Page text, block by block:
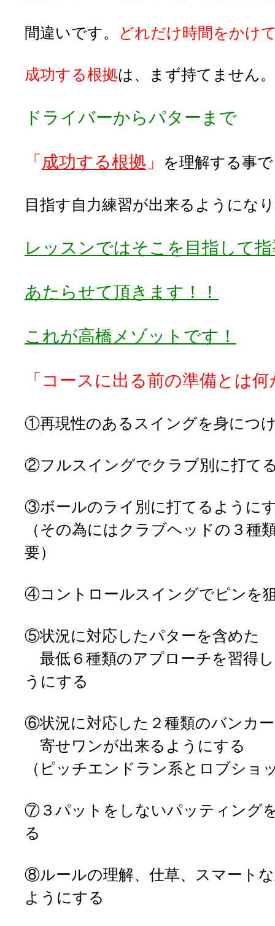
間違いです。 どれだけ時間をかけ
成功する根拠は、まず持てません。
ドライバーからパターまで
「 成功する根拠 」 を理解する事で
目指す自力練習が出来るようにな
レッスンではそこを目指して
あたらせて頂きます！！
これが高橋メゾットです！
「コースに出る前の準備とは
①再現性のあるスイングを身につ
②フルスイングでクラブ別に打て
③ボールのライ別に打てるように
（その為にはクラブヘッドの３種
要）
④コントロールスイングでピンを
⑤状況に対応したパターを含めた
最低６種類のアプローチを習得
うにする
⑥状況に対応した２種類のバンカ
寄せワンが出来るようにする
（ピッチエンドラン系とロブショ
⑦３パットをしないパッティング
る
⑧ルールの理解、仕草、スマート
ようにする